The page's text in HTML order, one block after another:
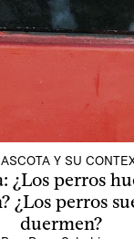
Y SU
¿Los perros
¿Los perros
duermen?